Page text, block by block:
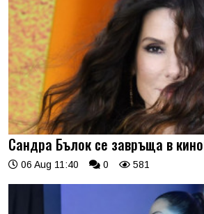
Сандра Бълок се завръща в
06 Aug 11:40 0 581